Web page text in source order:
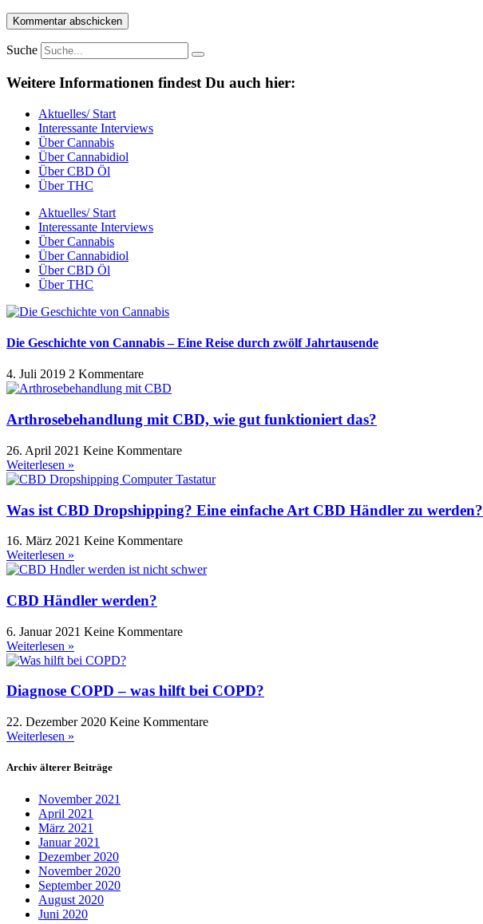
Suche
Weitere Informationen findest Du auch hier:
Aktuelles/ Start
Interessante Interviews
Über Cannabis
Über Cannabidiol
Über CBD Öl
Über THC
Aktuelles/ Start
Interessante Interviews
Über Cannabis
Über Cannabidiol
Über CBD Öl
Über THC
Die Geschichte von Cannabis – Eine Reise durch zwölf Jahrtausende
4. Juli 2019 2 Kommentare
Arthrosebehandlung mit CBD, wie gut funktioniert das?
26. April 2021 Keine Kommentare
Weiterlesen »
Was ist CBD Dropshipping? Eine einfache Art CBD Händler zu werden?
16. März 2021 Keine Kommentare
Weiterlesen »
CBD Händler werden?
6. Januar 2021 Keine Kommentare
Weiterlesen »
Diagnose COPD – was hilft bei COPD?
22. Dezember 2020 Keine Kommentare
Weiterlesen »
Archiv älterer Beiträge
November 2021
April 2021
März 2021
Januar 2021
Dezember 2020
November 2020
September 2020
August 2020
Juni 2020